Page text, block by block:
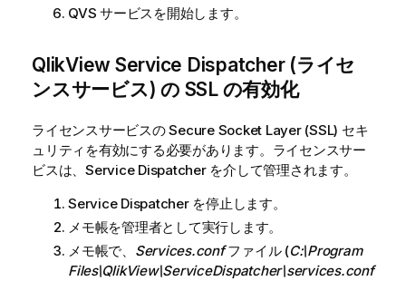
QVS サービスを開始します。
QlikView Service Dispatcher (ライセ
ンスサービス) の SSL の有効化
ライセンスサービスの Secure Socket Layer (SSL) セキ
ュリティを有効にする必要があります。ライセンスサー
ビスは、Service Dispatcher を介して管理されます。
Service Dispatcher を停止します。
メモ帳を管理者として実行します。
メモ帳で、 Services.confファイル (C:\Program
Files\QIikView\ServiceDispatcher\services.conf